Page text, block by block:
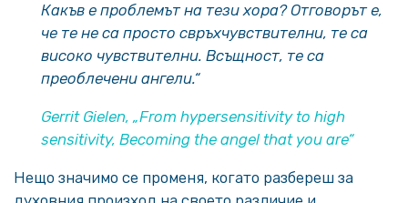
Какъв е проблемът на тези хора? Отговорът е,
че те не са просто свръхчувствителни, те са
високо чувствителни. Всъщност, те са
преоблечени ангели.“
Gerrit Gielen, „From hypersensitivity to high
sensitivity, Becoming the angel that you are“
Нещо значимо се променя, когато разбереш за